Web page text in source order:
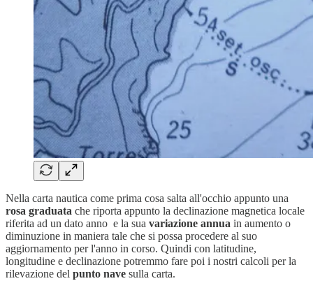
Nella carta nautica come prima cosa salta all'occhio appunto una
rosa graduata che riporta appunto la declinazione magnetica locale
riferita ad un dato anno e la sua variazione annua in aumento o
diminuzione in maniera tale che si possa procedere al suo
aggiornamento per l'anno in corso. Quindi con latitudine,
longitudine e declinazione potremmo fare poi i nostri calcoli per la
rilevazione del punto nave sulla carta.